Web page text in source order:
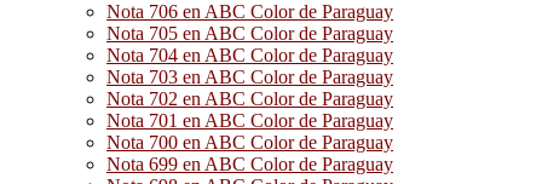
Nota 706 en ABC Color de Paraguay
Nota 705 en ABC Color de Paraguay
Nota 704 en ABC Color de Paraguay
Nota 703 en ABC Color de Paraguay
Nota 702 en ABC Color de Paraguay
Nota 701 en ABC Color de Paraguay
Nota 700 en ABC Color de Paraguay
Nota 699 en ABC Color de Paraguay